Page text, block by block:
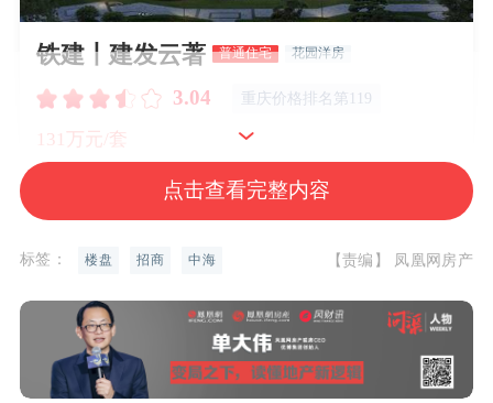
铁建丨建发云著 普通住宅 花园洋房
3.04 重庆价格排名第119
131万元/套
待定 领取优惠
点击查看完整内容
标签： 楼盘 招商 中海 【责编】 凤凰网房产